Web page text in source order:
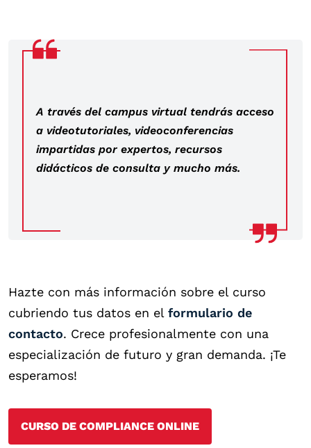
A través del campus virtual tendrás acceso
a videotutoriales, videoconferencias
impartidas por expertos, recursos
didácticos de consulta y mucho más.
Hazte con más información sobre el curso
cubriendo tus datos en el formulario de
contacto. Crece profesionalmente con una
especialización de futuro y gran demanda. ¡Te
esperamos!
CURSO DE COMPLIANCE ONLINE